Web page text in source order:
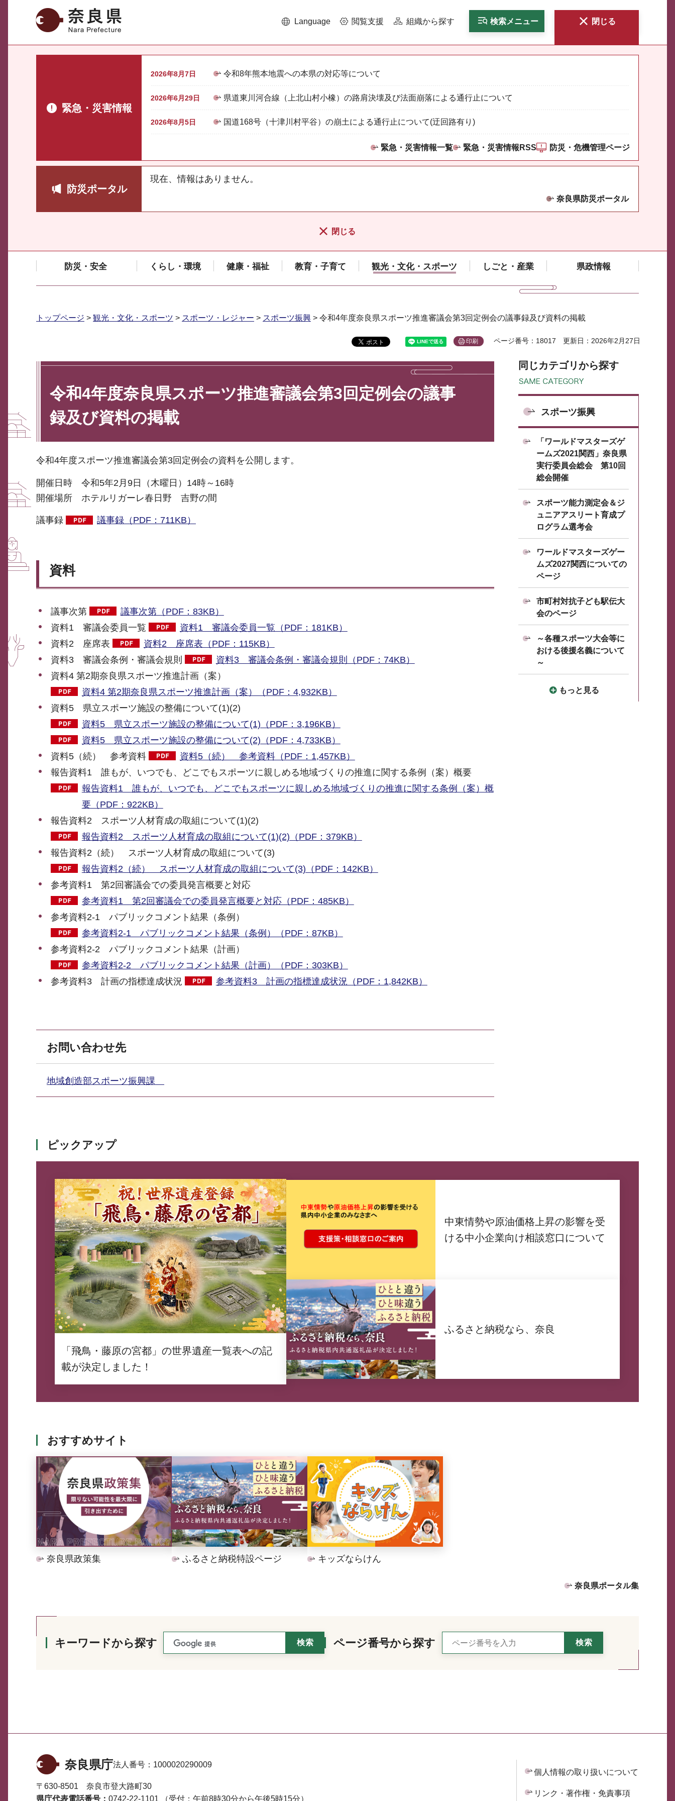
奈良県 Language 閲覧支援 組織から探す 検索メニュー 閉じる
緊急・災害情報
2026年8月7日 令和8年熊本地震への本県の対応等について
2026年6月29日 県道東川河合線（上北山村小橡）の路肩決壊及び法面崩落による通行止について
2026年8月5日 国道168号（十津川村平谷）の崩土による通行止について(迂回路有り)
緊急・災害情報一覧 緊急・災害情報RSS 防災・危機管理ページ
防災ポータル
現在、情報はありません。
奈良県防災ポータル
閉じる
防災・安全 くらし・環境 健康・福祉 教育・子育て 観光・文化・スポーツ しごと・産業 県政情報
トップページ > 観光・文化・スポーツ > スポーツ・レジャー > スポーツ振興 > 令和4年度奈良県スポーツ推進審議会第3回定例会の議事録及び資料の掲載
印刷 ページ番号：18017 更新日：2026年2月27日
令和4年度奈良県スポーツ推進審議会第3回定例会の議事
録及び資料の掲載
令和4年度スポーツ推進審議会第3回定例会の資料を公開します。
開催日時 令和5年2月9日（木曜日）14時～16時
開催場所 ホテルリガーレ春日野 吉野の間
議事録 議事録（PDF：711KB）
資料
議事次第
議事次第（PDF：83KB）
資料1 審議会委員一覧
資料1 審議会委員一覧（PDF：181KB）
資料2 座席表
資料2 座席表（PDF：115KB）
資料3 審議会条例・審議会規則
資料3 審議会条例・審議会規則（PDF：74KB）
資料4 第2期奈良県スポーツ推進計画（案）
資料4 第2期奈良県スポーツ推進計画（案）（PDF：4,932KB）
資料5 県立スポーツ施設の整備について(1)(2)
資料5 県立スポーツ施設の整備について(1)（PDF：3,196KB）
資料5 県立スポーツ施設の整備について(2)（PDF：4,733KB）
資料5（続） 参考資料
資料5（続） 参考資料（PDF：1,457KB）
報告資料1 誰もが、いつでも、どこでもスポーツに親しめる地域づくりの推進に関する条例（案）概要
報告資料1 誰もが、いつでも、どこでもスポーツに親しめる地域づくりの推進に関する条例（案）概
要（PDF：922KB）
報告資料2 スポーツ人材育成の取組について(1)(2)
報告資料2 スポーツ人材育成の取組について(1)(2)（PDF：379KB）
報告資料2（続） スポーツ人材育成の取組について(3)
報告資料2（続） スポーツ人材育成の取組について(3)（PDF：142KB）
参考資料1 第2回審議会での委員発言概要と対応
参考資料1 第2回審議会での委員発言概要と対応（PDF：485KB）
参考資料2-1 パブリックコメント結果（条例）
参考資料2-1 パブリックコメント結果（条例）（PDF：87KB）
参考資料2-2 パブリックコメント結果（計画）
参考資料2-2 パブリックコメント結果（計画）（PDF：303KB）
参考資料3 計画の指標達成状況
参考資料3 計画の指標達成状況（PDF：1,842KB）
お問い合わせ先
地域創造部スポーツ振興課
同じカテゴリから探す
スポーツ振興
「ワールドマスターズゲ
ームズ2021関西」奈良県
実行委員会総会 第10回
総会開催
スポーツ能力測定会＆ジ
ュニアアスリート育成プ
ログラム選考会
ワールドマスターズゲー
ムズ2027関西についての
ページ
市町村対抗子ども駅伝大
会のページ
～各種スポーツ大会等に
おける後援名義について
～
もっと見る
ピックアップ
「飛鳥・藤原の宮都」の世界遺産一覧表への記
載が決定しました！
中東情勢や原油価格上昇の影響を受
ける中小企業向け相談窓口について
ふるさと納税なら、奈良
おすすめサイト
奈良県政策集 ふるさと納税特設ページ キッズならけん
奈良県ポータル集
キーワードから探す ページ番号から探す
奈良県庁法人番号： 1000020290009
〒630-8501 奈良市登大路町30
県庁代表電話番号： 0742-22-1101 （受付：午前8時30分から午後5時15分）
個人情報の取り扱いについて
リンク・著作権・免責事項